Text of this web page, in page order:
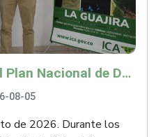
ICA superó la meta del Plan Nacional de Desarrollo y abrió 61 mercados internacionales
08-05
de 2026. Durante los